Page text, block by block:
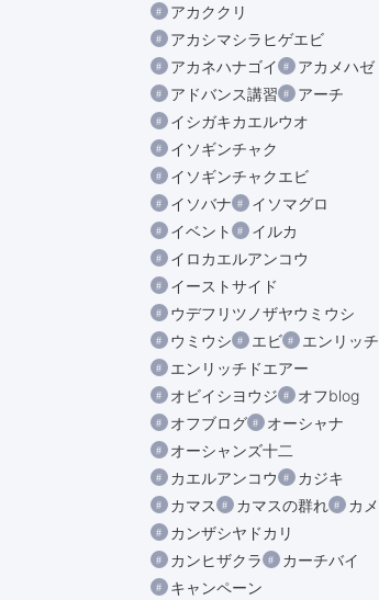
アカククリ
アカシマシラヒゲエビ
アカネハナゴイ
アカメハゼ
アドバンス講習
アーチ
イシガキカエルウオ
イソギンチャク
イソギンチャクエビ
イソバナ
イソマグロ
イベント
イルカ
イロカエルアンコウ
イーストサイド
ウデフリツノザヤウミウシ
ウミウシ
エビ
エンリッチ
エンリッチドエアー
オビイシヨウジ
オフblog
オフブログ
オーシャナ
オーシャンズ十二
カエルアンコウ
カジキ
カマス
カマスの群れ
カメ
カンザシヤドカリ
カンヒザクラ
カーチバイ
キャンペーン